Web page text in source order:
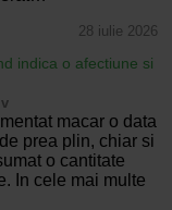
28 iulie 2026
indica o afectiune si
macar o data
prea plin, chiar si
o cantitate
In cele mai multe